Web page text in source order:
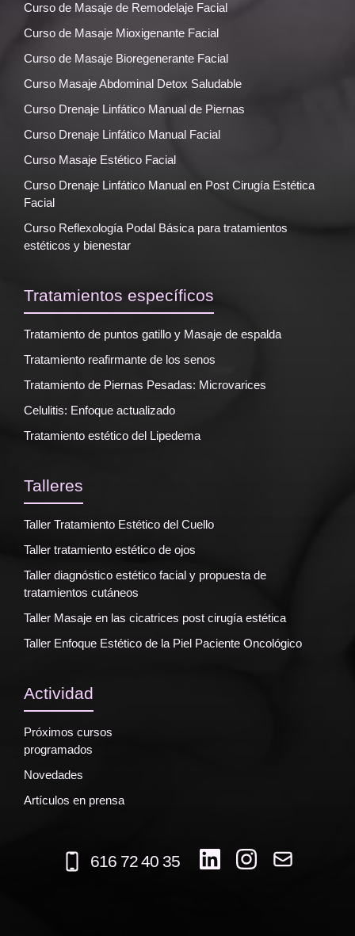
Curso de Masaje de Remodelaje Facial
Curso de Masaje Mioxigenante Facial
Curso de Masaje Bioregenerante Facial
Curso Masaje Abdominal Detox Saludable
Curso Drenaje Linfático Manual de Piernas
Curso Drenaje Linfático Manual Facial
Curso Masaje Estético Facial
Curso Drenaje Linfático Manual en Post Cirugía Estética
Facial
Curso Reflexología Podal Básica para tratamientos
estéticos y bienestar
Tratamientos específicos
Tratamiento de puntos gatillo y Masaje de espalda
Tratamiento reafirmante de los senos
Tratamiento de Piernas Pesadas: Microvarices
Celulitis: Enfoque actualizado
Tratamiento estético del Lipedema
Talleres
Taller Tratamiento Estético del Cuello
Taller tratamiento estético de ojos
Taller diagnóstico estético facial y propuesta de
tratamientos cutáneos
Taller Masaje en las cicatrices post cirugía estética
Taller Enfoque Estético de la Piel Paciente Oncológico
Actividad
Próximos cursos
programados
Novedades
Artículos en prensa
616 72 40 35